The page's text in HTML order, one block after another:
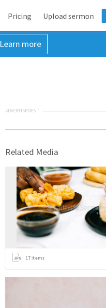
Pricing Upload sermon
Learn more
ADVERTISEMENT
Related Media
17 items